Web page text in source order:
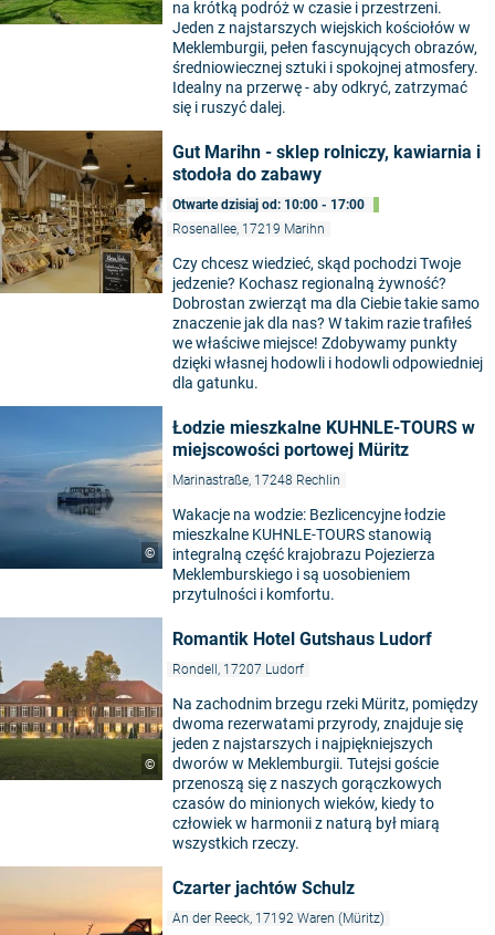
na krótką podróż w czasie i przestrzeni.
Jeden z najstarszych wiejskich kościołów w
Meklemburgii, pełen fascynujących obrazów,
średniowiecznej sztuki i spokojnej atmosfery.
Idealny na przerwę - aby odkryć, zatrzymać
się i ruszyć dalej.
Gut Marihn - sklep rolniczy, kawiarnia i
stodoła do zabawy
Otwarte dzisiaj od: 10:00 - 17:00
Rosenallee, 17219 Marihn
Czy chcesz wiedzieć, skąd pochodzi Twoje
jedzenie? Kochasz regionalną żywność?
Dobrostan zwierząt ma dla Ciebie takie samo
znaczenie jak dla nas? W takim razie trafiłeś
we właściwe miejsce! Zdobywamy punkty
dzięki własnej hodowli i hodowli odpowiedniej
dla gatunku.
©
Łodzie mieszkalne KUHNLE-TOURS w
miejscowości portowej Müritz
Marinastraße, 17248 Rechlin
Wakacje na wodzie: Bezlicencyjne łodzie
mieszkalne KUHNLE-TOURS stanowią
integralną część krajobrazu Pojezierza
Meklemburskiego i są uosobieniem
przytulności i komfortu.
©
Romantik Hotel Gutshaus Ludorf
Rondell, 17207 Ludorf
Na zachodnim brzegu rzeki Müritz, pomiędzy
dwoma rezerwatami przyrody, znajduje się
jeden z najstarszych i najpiękniejszych
dworów w Meklemburgii. Tutejsi goście
przenoszą się z naszych gorączkowych
czasów do minionych wieków, kiedy to
człowiek w harmonii z naturą był miarą
wszystkich rzeczy.
Czarter jachtów Schulz
An der Reeck, 17192 Waren (Müritz)